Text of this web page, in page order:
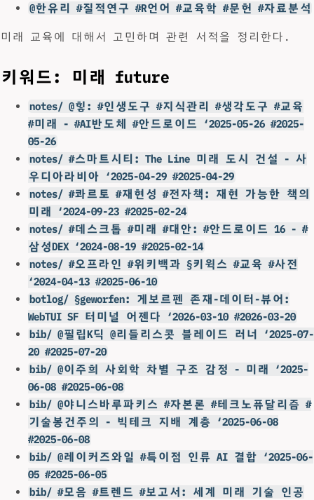
@한유리 #질적연구 #R언어 #교육학 #문헌 #자료분석
미래 교육에 대해서 고민하며 관련 서적을 정리한다.
키워드: 미래 future
notes/ @힣: #인생도구 #지식관리 #생각도구 #교육
#미래 - #AI반도체 #안드로이드 ‘2025-05-26 #2025-
05-26
notes/ #스마트시티: The Line 미래 도시 건설 - 사
우디아라비아 ‘2025-04-29 #2025-04-29
notes/ #콰르토 #재현성 #전자책: 재현 가능한 책의
미래 ‘2024-09-23 #2025-02-24
notes/ #데스크톱 #미래 #대안: #안드로이드 16 - #
삼성DEX ‘2024-08-19 #2025-02-14
notes/ #오프라인 #위키백과 §키윅스 #교육 #사전
‘2024-04-13 #2025-06-10
botlog/ §geworfen: 게보르펜 존재-데이터-뷰어:
WebTUI SF 터미널 어젠다 ‘2026-03-10 #2026-03-20
bib/ @필립K딕 @리들리스콧 블레이드 러너 ‘2025-07-
20 #2025-07-20
bib/ @이주희 사회학 차별 구조 감정 - 미래 ‘2025-
06-08 #2025-06-08
bib/ @야니스바루파키스 #자본론 #테크노퓨달리즘 #
기술봉건주의 - 빅테크 지배 계층 ‘2025-06-08
#2025-06-08
bib/ @레이커즈와일 #특이점 인류 AI 결합 ‘2025-06-
05 #2025-06-05
bib/ #모음 #트렌드 #보고서: 세계 미래 기술 인공